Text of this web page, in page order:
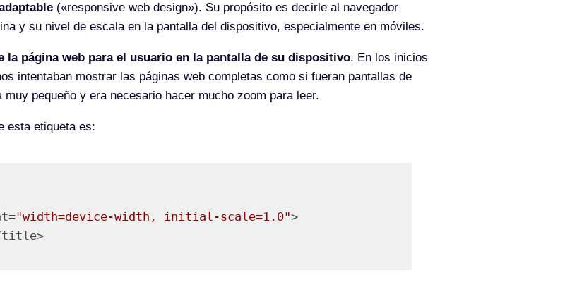
(«responsive web design»). Su propósito es decirle al navegador
y su nivel de escala en la pantalla del dispositivo, especialmente en móviles.
la página web para el usuario en la pantalla de su dispositivo. En los inicios
intentaban mostrar las páginas web completas como si fueran pantallas de
pequeño y era necesario hacer mucho zoom para leer.
esta etiqueta es:
"width=device-width, initial-scale=1.0">